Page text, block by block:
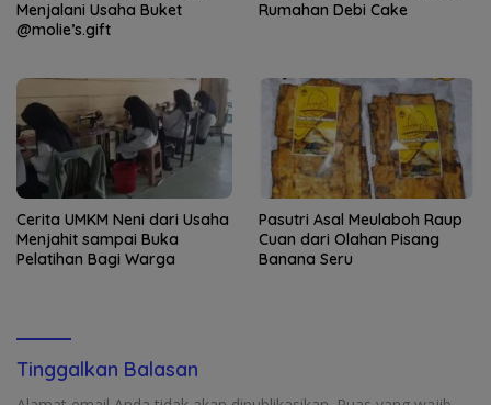
Menjalani Usaha Buket
@molie’s.gift
Rumahan Debi Cake
Cerita UMKM Neni dari Usaha
Menjahit sampai Buka
Pelatihan Bagi Warga
Pasutri Asal Meulaboh Raup
Cuan dari Olahan Pisang
Banana Seru
Tinggalkan Balasan